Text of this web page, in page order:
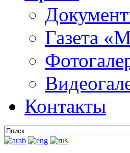
Газета
Контакты